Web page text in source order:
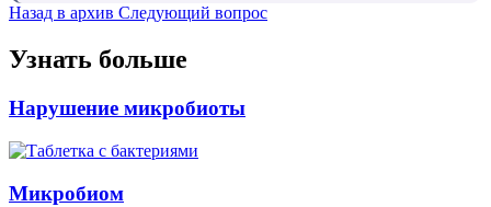
Назад в архив Следующий вопрос
Узнать больше
Нарушение микробиоты
Микробиом